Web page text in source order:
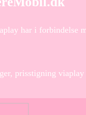
har i forbindelse
prisstigning viaplay